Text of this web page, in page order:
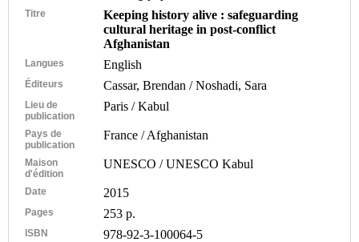
Titre
Keeping history alive : safeguarding
cultural heritage in post-conflict
Afghanistan
Langues English
Éditeurs Cassar, Brendan / Noshadi, Sara
Lieu de
publication
Paris / Kabul
Pays de
publication
France / Afghanistan
Maison
d'édition
UNESCO / UNESCO Kabul
Date 2015
Pages 253 p.
ISBN 978-92-3-100064-5